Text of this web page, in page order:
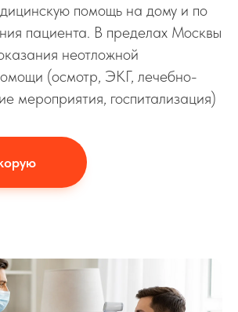
помощь на дому и по
пациента. В пределах Москвы
неотложной
(осмотр, ЭКГ, лечебно-
мероприятия, госпитализация)